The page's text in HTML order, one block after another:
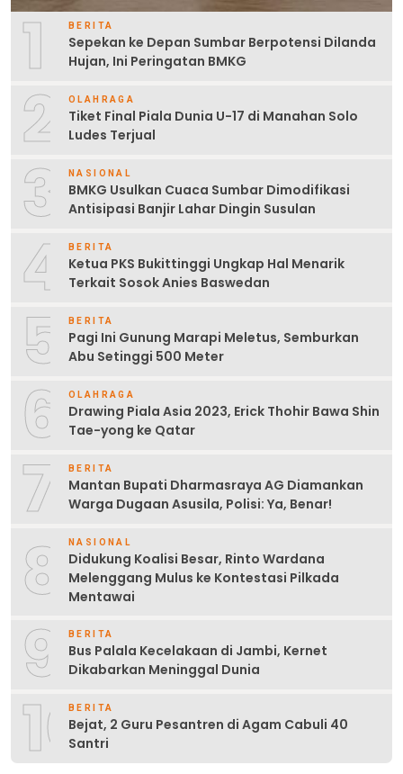
1 BERITA
Sepekan ke Depan Sumbar Berpotensi Dilanda
Hujan, Ini Peringatan BMKG
2 OLAHRAGA
Tiket Final Piala Dunia U-17 di Manahan Solo
Ludes Terjual
3 NASIONAL
BMKG Usulkan Cuaca Sumbar Dimodifikasi
Antisipasi Banjir Lahar Dingin Susulan
4 BERITA
Ketua PKS Bukittinggi Ungkap Hal Menarik
Terkait Sosok Anies Baswedan
5 BERITA
Pagi Ini Gunung Marapi Meletus, Semburkan
Abu Setinggi 500 Meter
6 OLAHRAGA
Drawing Piala Asia 2023, Erick Thohir Bawa Shin
Tae-yong ke Qatar
7 BERITA
Mantan Bupati Dharmasraya AG Diamankan
Warga Dugaan Asusila, Polisi: Ya, Benar!
8 NASIONAL
Didukung Koalisi Besar, Rinto Wardana
Melenggang Mulus ke Kontestasi Pilkada
Mentawai
9 BERITA
Bus Palala Kecelakaan di Jambi, Kernet
Dikabarkan Meninggal Dunia
10BERITA
Bejat, 2 Guru Pesantren di Agam Cabuli 40
Santri